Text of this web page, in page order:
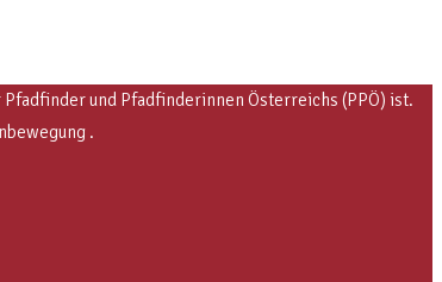
und Pfadfinderinnen Österreichs (PPÖ) ist.
.